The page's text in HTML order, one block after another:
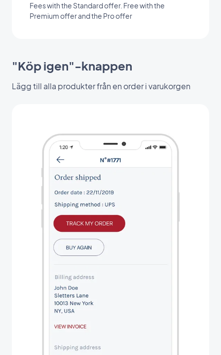
Fees with the Standard offer. Free with the
Premium offer and the Pro offer
"Köp igen"-knappen
Lägg till alla produkter från en order i varukorgen